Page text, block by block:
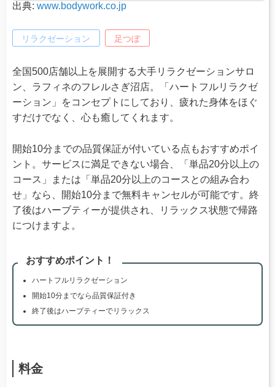
出典: www.bodywork.co.jp
リラクゼーション 足つぼ
全国500店舗以上を展開する大手リラクゼーションサロ
ン、ラフィネのフレルさぎ沼店。「ハートフルリラクゼ
ーション」をコンセプトにしており、疲れた身体をほぐ
すだけでなく、心も癒してくれます。
開始10分までの品質保証が付いている点もおすすめポイ
ント。サービスに満足できない場合、「単品20分以上の
コース」または「単品20分以上のコースとの組み合わ
せ」なら、開始10分まで無料キャンセルが可能です。終
了後はハーブティーが提供され、リラックス状態で帰路
につけますよ。
おすすめポイント！
ハートフルリラクゼーション
開始10分までなら品質保証付き
終了後はハーブティーでリラックス
料金